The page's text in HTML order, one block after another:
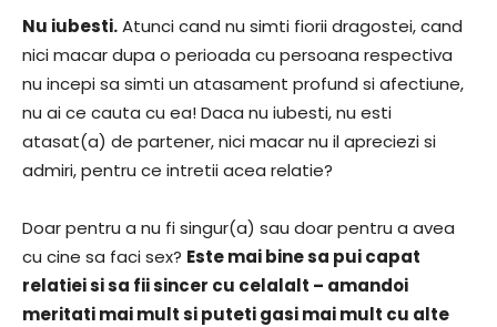
Nu iubesti.Atunci cand nu simti fiorii dragostei, cand
nici macar dupa o perioada cu persoana respectiva
nu incepi sa simti un atasament profund si afectiune,
nu ai ce cauta cu ea! Daca nu iubesti, nu esti
atasat(a) de partener, nici macar nu il apreciezi si
admiri, pentru ce intretii acea relatie?
Doar pentru a nu fi singur(a) sau doar pentru a avea
cu cine sa faci sex? Este mai bine sa pui capat
relatiei si sa fii sincer cu celalalt – amandoi
meritati mai mult si puteti gasi mai mult cu alte